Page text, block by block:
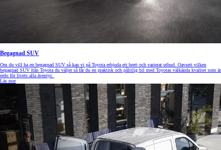
Begagnad SUV
Om du vill ha en begagnad SUV så kan vi på Toyota erbjuda ett brett och varierat utbud. Oavsett vilken
begagnad SUV från Toyota du väljer så får du en praktisk och pålitlig bil med Toyotas välkända kvalitet som är
redo för livets alla äventyr.
Läs mer